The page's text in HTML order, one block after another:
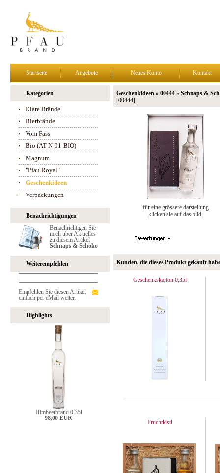
Startseite Angebote Neues Konto Kontakt
Kategorien
Klare Brände
Bierbrände
Vom Fass
Bio (AT-N-01-BIO)
Magnum
"Pfau Royal"
Geschenkideen
Verpackungen
Benachrichtigungen
Benachrichtigen Sie
mich über Aktuelles
zu diesem Artikel
Schnaps & Schoko
Weiterempfehlen
Empfehlen Sie diesen Artikel
einfach per eMail weiter.
Highlights
Himbeerbrand 0,35l
98,00 EUR
Geschenkideen » 00444 » Schnaps &
[00444]
für eine grössere darstellung
klicken sie auf das bild.
Kunden, die dieses Produkt gekauft
Geschenkskarton 0,35l
Fruchtkistl